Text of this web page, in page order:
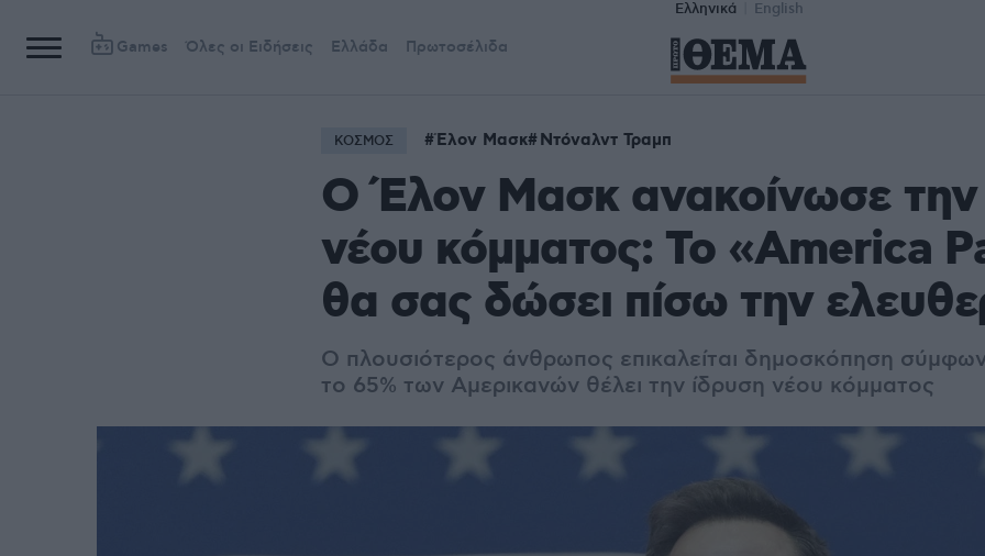
Ελληνικά English
Games Όλες οι Ειδήσεις Ελλάδα Πρωτοσέλιδα
ΚΟΣΜΟΣ Έλον Μασκ Ντόναλντ Τραμπ
Ο Έλον Μασκ ανακοίνωσε την
νέου κόμματος: To «America
θα σας δώσει πίσω την
Ο πλουσιότερος άνθρωπος επικαλείται δημοσκόπηση
το 65% των Αμερικανών θέλει την ίδρυση νέου κόμματος